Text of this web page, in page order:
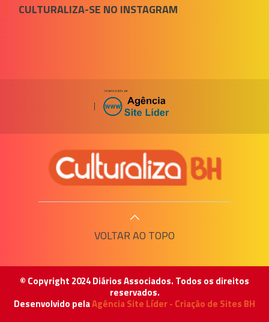
CULTURALIZA-SE NO INSTAGRAM
|
VOLTAR AO TOPO
© Copyright 2024 Diários Associados. Todos os direitos
reservados.
Desenvolvido pelaAgência Site Líder - Criação de Sites BH